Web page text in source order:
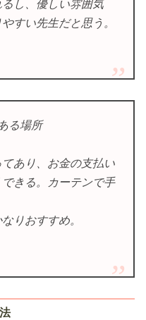
し、優しい雰囲気
すい先生だと思う。
る場所
あり、お金の支払い
きる。カーテンで手
りおすすめ。